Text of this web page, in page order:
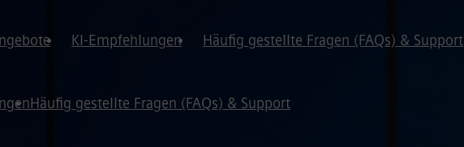
KI-Empfehlungen Häufig gestellte Fragen (FAQs) & Support
Häufig gestellte Fragen (FAQs) & Support